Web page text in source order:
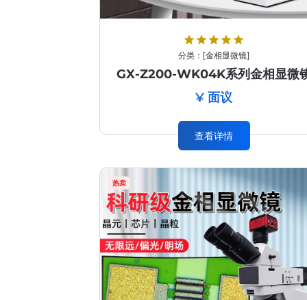
star star star star star
分类： [金相显微镜]
GX-Z200-WK04K系列金相显微
¥ 面议
查看详情
热卖